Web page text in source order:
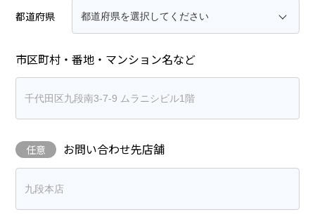
都道府県
市区町村・番地・マンション名など
任意 お問い合わせ先店舗